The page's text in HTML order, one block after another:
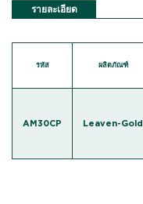
รายละเอียด
รหัส ผลิตภัณฑ์
AM30CP Leaven-Gold